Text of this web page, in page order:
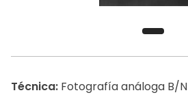
Técnica: Fotografía análoga B/N